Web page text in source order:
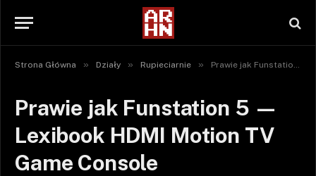
Strona Główna » Działy » Rupieciarnie » Prawie jak Funstation 5 — Lexibook HDMI Motion TV Game Console
Prawie jak Funstation 5 —
Lexibook HDMI Motion TV
Game Console